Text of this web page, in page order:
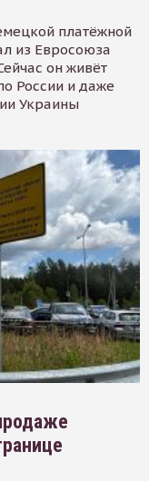
платёжной
из Евросоюза
он живёт
России и даже
Украины